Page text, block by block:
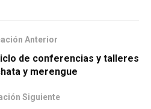
Anterior
de conferencias y talleres
y merengue
Siguiente